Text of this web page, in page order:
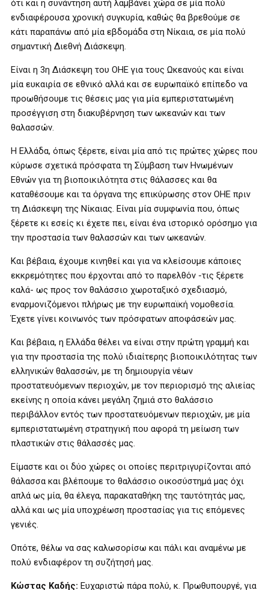
ότι και η συνάντηση αυτή λαμβάνει χώρα σε μία πολύ
ενδιαφέρουσα χρονική συγκυρία, καθώς θα βρεθούμε σε
κάτι παραπάνω από μία εβδομάδα στη Νίκαια, σε μία πολύ
σημαντική Διεθνή Διάσκεψη.
Είναι η 3η Διάσκεψη του ΟΗΕ για τους Ωκεανούς και είναι
μία ευκαιρία σε εθνικό αλλά και σε ευρωπαϊκό επίπεδο να
προωθήσουμε τις θέσεις μας για μία εμπεριστατωμένη
προσέγγιση στη διακυβέρνηση των ωκεανών και των
θαλασσών.
Η Ελλάδα, όπως ξέρετε, είναι μία από τις πρώτες χώρες που
κύρωσε σχετικά πρόσφατα τη Σύμβαση των Ηνωμένων
Εθνών για τη βιοποικιλότητα στις θάλασσες και θα
καταθέσουμε και τα όργανα της επικύρωσης στον ΟΗΕ πριν
τη Διάσκεψη της Νίκαιας. Είναι μία συμφωνία που, όπως
ξέρετε κι εσείς κι έχετε πει, είναι ένα ιστορικό ορόσημο για
την προστασία των θαλασσών και των ωκεανών.
Και βέβαια, έχουμε κινηθεί και για να κλείσουμε κάποιες
εκκρεμότητες που έρχονται από το παρελθόν -τις ξέρετε
καλά- ως προς τον θαλάσσιο χωροταξικό σχεδιασμό,
εναρμονιζόμενοι πλήρως με την ευρωπαϊκή νομοθεσία.
Έχετε γίνει κοινωνός των πρόσφατων αποφάσεών μας.
Και βέβαια, η Ελλάδα θέλει να είναι στην πρώτη γραμμή και
για την προστασία της πολύ ιδιαίτερης βιοποικιλότητας των
ελληνικών θαλασσών, με τη δημιουργία νέων
προστατευόμενων περιοχών, με τον περιορισμό της αλιείας
εκείνης η οποία κάνει μεγάλη ζημιά στο θαλάσσιο
περιβάλλον εντός των προστατευόμενων περιοχών, με μία
εμπεριστατωμένη στρατηγική που αφορά τη μείωση των
πλαστικών στις θάλασσές μας.
Είμαστε και οι δύο χώρες οι οποίες περιτριγυρίζονται από
θάλασσα και βλέπουμε το θαλάσσιο οικοσύστημά μας όχι
απλά ως μία, θα έλεγα, παρακαταθήκη της ταυτότητάς μας,
αλλά και ως μία υποχρέωση προστασίας για τις επόμενες
γενιές.
Οπότε, θέλω να σας καλωσορίσω και πάλι και αναμένω με
πολύ ενδιαφέρον τη συζήτησή μας.
Κώστας Καδής: Ευχαριστώ πάρα πολύ, κ. Πρωθυπουργέ, για